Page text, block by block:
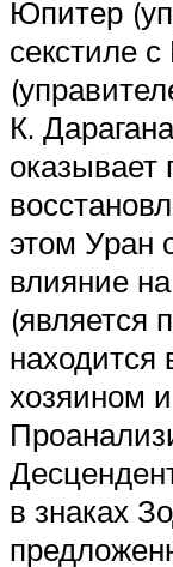
Юпитер
секстиле
К.
этом Уран
влияние
(является
находится
хозяином
в знаках